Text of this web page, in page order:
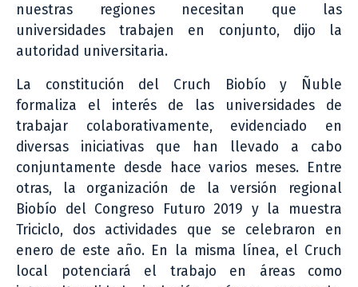
nuestras regiones necesitan que las
universidades trabajen en conjunto, dijo la
autoridad universitaria.
La constitución del Cruch Biobío y Ñuble
formaliza el interés de las universidades de
trabajar colaborativamente, evidenciado en
diversas iniciativas que han llevado a cabo
conjuntamente desde hace varios meses. Entre
otras, la organización de la versión regional
Biobío del Congreso Futuro 2019 y la muestra
Triciclo, dos actividades que se celebraron en
enero de este año. En la misma línea, el Cruch
local potenciará el trabajo en áreas como